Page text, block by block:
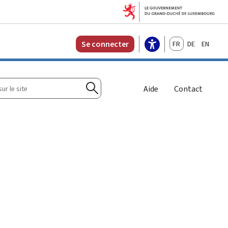
Se connecter FrançaisDeutschEnglish
Rechercher
Aide Contact